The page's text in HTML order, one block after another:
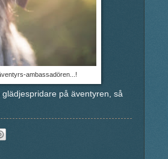
ambassadören...!
på äventyren, så